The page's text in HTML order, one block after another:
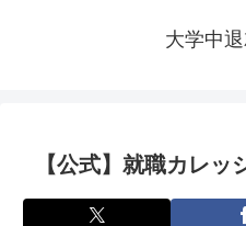
大学中
【公式】就職カレッ